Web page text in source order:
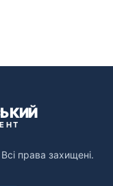
права захищені.